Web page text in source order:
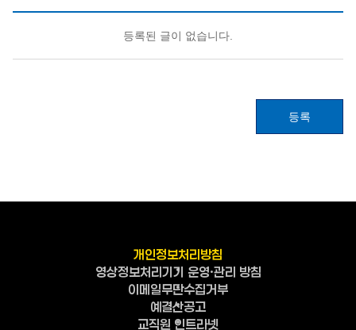
등록된 글이 없습니다.
등록
개인정보처리방침
영상정보처리기기 운영·관리 방침
이메일무단수집거부
예결산공고
교직원 인트라넷